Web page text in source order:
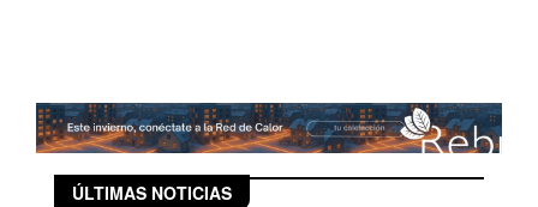
ÚLTIMAS NOTICIAS